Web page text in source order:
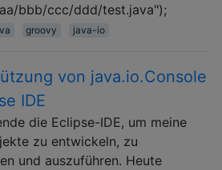
bbb/ccc/ddd/test.java");
groovy java-io
von java.io.Console
IDE
die Eclipse-IDE, um meine
zu entwickeln, zu
und auszuführen. Heute